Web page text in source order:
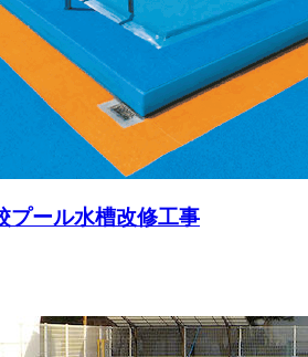
プール水槽改修工事